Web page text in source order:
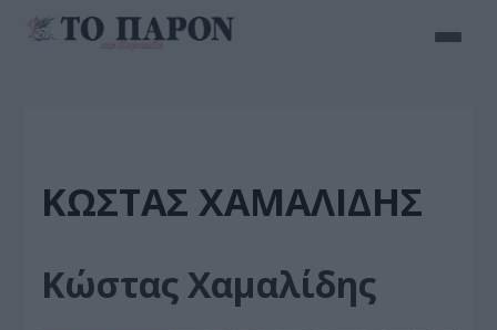
ΚΏΣΤΑΣ ΧΑΜΑΛΊΔΗΣ
Κώστας Χαμαλίδης